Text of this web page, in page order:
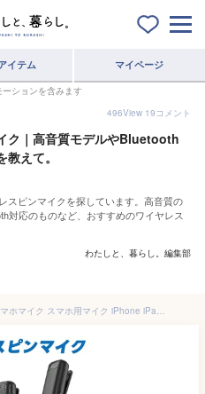
イテム マイページ
ションを含みます
496View 19コメント
ク｜高音質モデルやBluetooth
えて。
スピンマイクを探しています。高音質の
対応のものなど、おすすめのワイヤレス
わたしと、暮らし。編集部
ピンマイク ワイヤレスマイク スマホマイク スマホ用マイク iPhone iPad Android スマホ 2人 Type-C Lightning YouTube TikTok 充電式 充電ケース クリップ式 無線